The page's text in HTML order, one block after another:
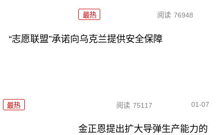
最热 阅读 76948
“志愿联盟”承诺向乌克兰提供安全保障
最热 阅读 75117 01-07
金正恩提出扩大导弹生产能力的